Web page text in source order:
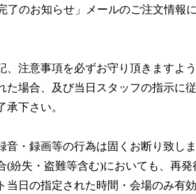
のお知らせ」メールのご注文情報
注意事項を必ずお守り頂きますよう
た場合、及び当日スタッフの指示に
下さい。
音・録画等の行為は固くお断り致しま
(紛失・盗難等含む)においても、再
当日の指定された時間・会場のみ有効